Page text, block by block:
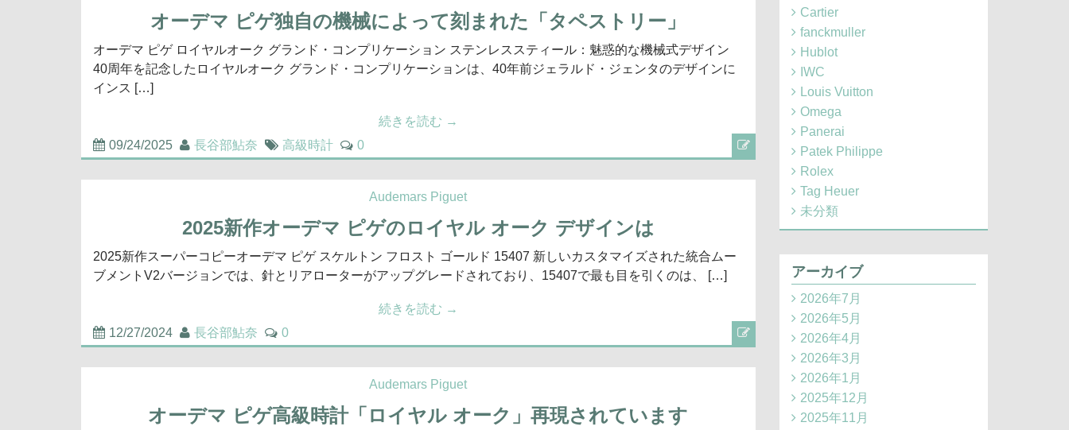
オーデマ ピゲ独自の機械によって刻まれた「タペストリー」
オーデマ ピゲ ロイヤルオーク グランド・コンプリケーション ステンレススティール：魅惑的な機械式デザイン
40周年を記念したロイヤルオーク グランド・コンプリケーションは、40年前ジェラルド・ジェンタのデザインに
インス […]
続きを読む →
09/24/2025
長谷部鮎奈 高級時計 0
Audemars Piguet
2025新作オーデマ ピゲのロイヤル オーク デザインは
2025新作スーパーコピーオーデマ ピゲ スケルトン フロスト ゴールド 15407 新しいカスタマイズされた統合ムー
ブメントV2バージョンでは、針とリアローターがアップグレードされており、15407で最も目を引くのは、 […]
続きを読む →
12/27/2024
長谷部鮎奈 0
Audemars Piguet
オーデマ ピゲ高級時計「ロイヤル オーク」再現されています
Cartier
fanckmuller
Hublot
IWC
Louis Vuitton
Omega
Panerai
Patek Philippe
Rolex
Tag Heuer
未分類
アーカイブ
2026年7月
2026年5月
2026年4月
2026年3月
2026年1月
2025年12月
2025年11月